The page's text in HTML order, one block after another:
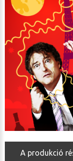
A produkció